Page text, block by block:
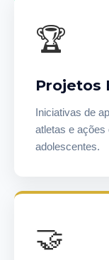
🏆
Projetos
Iniciativas de
atletas e ações
adolescentes.
🤝